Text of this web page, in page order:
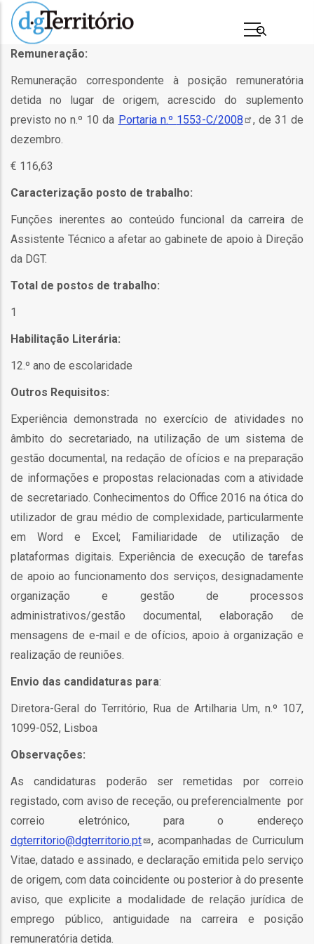
Passar
para
principal
Remuneração:
Remuneração correspondente à posição remuneratória
detida no lugar de origem, acrescido do suplemento
previsto no n.º 10 da Portaria n.º 1553-C/2008
, de 31 de
dezembro.
€ 116,63
Caracterização posto de trabalho:
Funções inerentes ao conteúdo funcional da carreira de
Assistente Técnico a afetar ao gabinete de apoio à Direção
da DGT.
Total de postos de trabalho:
1
Habilitação Literária:
12.º ano de escolaridade
Outros Requisitos:
Experiência demonstrada no exercício de atividades no
âmbito do secretariado, na utilização de um sistema de
gestão documental, na redação de ofícios e na preparação
de informações e propostas relacionadas com a atividade
de secretariado. Conhecimentos do Office 2016 na ótica do
utilizador de grau médio de complexidade, particularmente
em Word e Excel; Familiaridade de utilização de
plataformas digitais. Experiência de execução de tarefas
de apoio ao funcionamento dos serviços, designadamente
organização e gestão de processos
administrativos/gestão documental, elaboração de
mensagens de e-mail e de ofícios, apoio à organização e
realização de reuniões.
Envio das candidaturas para:
Diretora-Geral do Território, Rua de Artilharia Um, n.º 107,
1099-052, Lisboa
Observações:
As candidaturas poderão ser remetidas por correio
registado, com aviso de receção, ou preferencialmente por
correio eletrónico, para o endereço
dgterritorio@dgterritorio.pt
, acompanhadas de Curriculum
Vitae, datado e assinado, e declaração emitida pelo serviço
de origem, com data coincidente ou posterior à do presente
aviso, que explicite a modalidade de relação jurídica de
emprego público, antiguidade na carreira e posição
remuneratória detida.